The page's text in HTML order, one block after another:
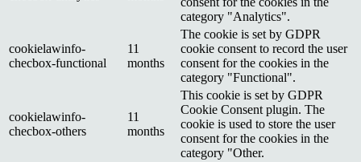
category "Analytics".
cookielawinfo-
checbox-functional
11
months
The cookie is set by GDPR
cookie consent to record the user
consent for the cookies in the
category "Functional".
cookielawinfo-
checbox-others
11
months
This cookie is set by GDPR
Cookie Consent plugin. The
cookie is used to store the user
consent for the cookies in the
category "Other.